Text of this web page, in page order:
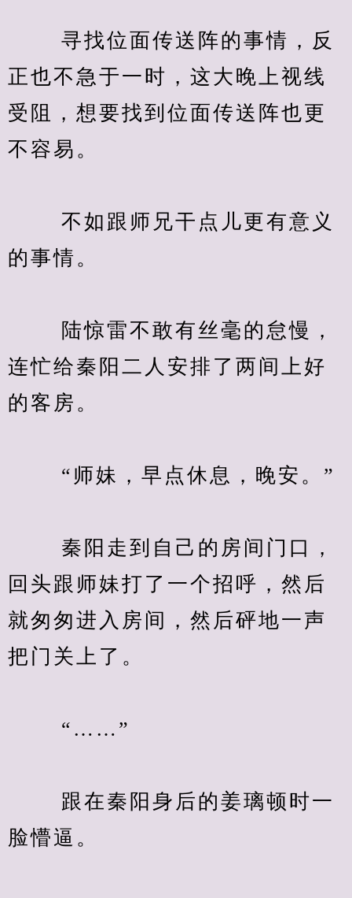
寻找位面传送阵的事情，反
正也不急于一时，这大晚上视线
受阻，想要找到位面传送阵也更
不容易。
不如跟师兄干点儿更有意义
的事情。
陆惊雷不敢有丝毫的怠慢，
连忙给秦阳二人安排了两间上好
的客房。
“师妹，早点休息，晚安。”
秦阳走到自己的房间门口，
回头跟师妹打了一个招呼，然后
就匆匆进入房间，然后砰地一声
把门关上了。
“……”
跟在秦阳身后的姜璃顿时一
脸懵逼。